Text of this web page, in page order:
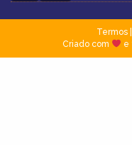
Termos|
Criado com
e